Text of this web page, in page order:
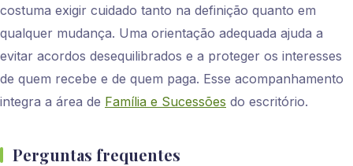
costuma exigir cuidado tanto na definição quanto em
qualquer mudança. Uma orientação adequada ajuda a
evitar acordos desequilibrados e a proteger os interesses
de quem recebe e de quem paga. Esse acompanhamento
integra a área de Família e Sucessões do escritório.
Perguntas frequentes